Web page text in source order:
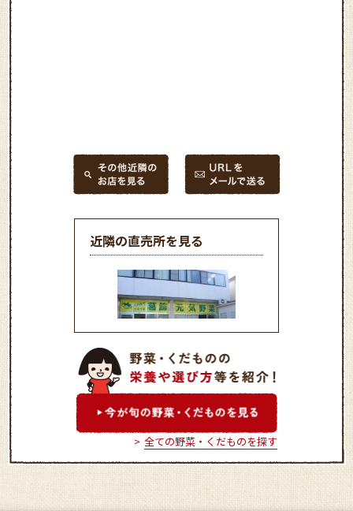
近隣の直売所を見る
JA東京スマイル 葛飾元気
野菜直売所
全ての野菜・くだものを探す